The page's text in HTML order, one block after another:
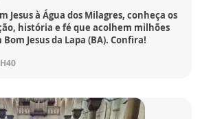
Jesus à Água dos Milagres, conheça os
história e fé que acolhem milhões
Jesus da Lapa (BA). Confira!